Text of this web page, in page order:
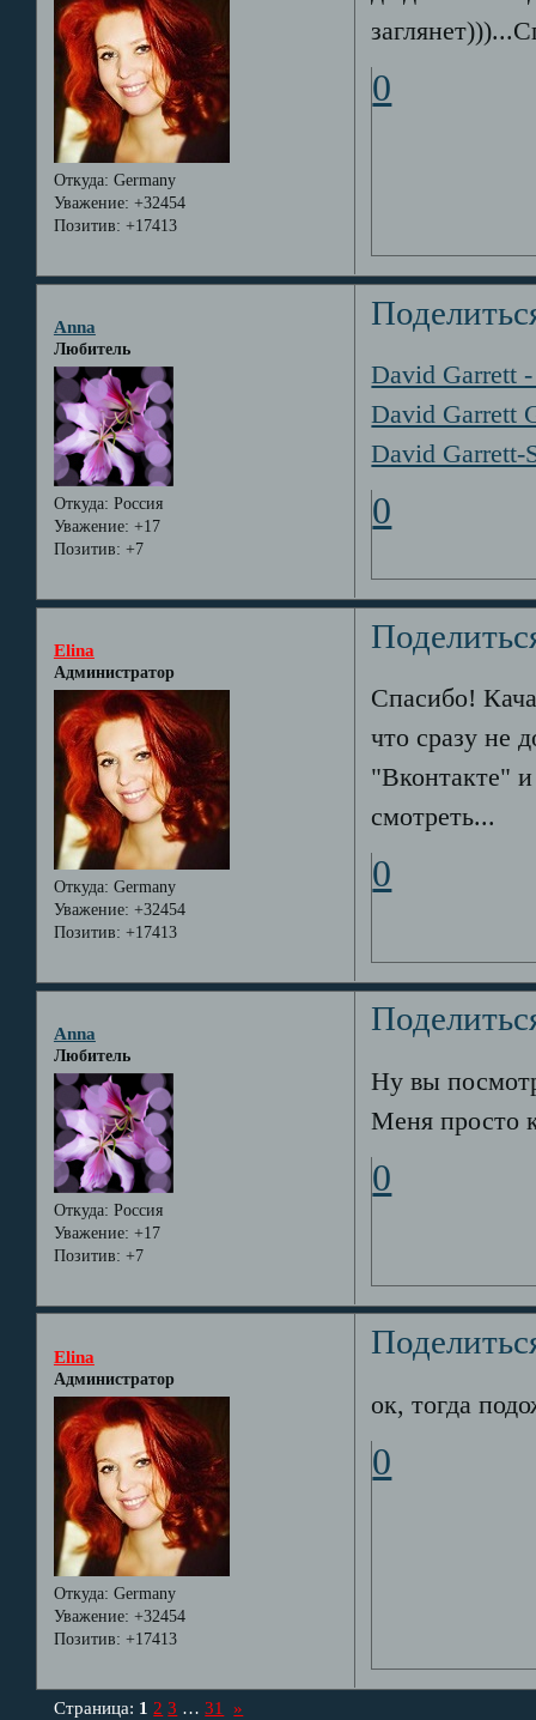
Откуда: Germany
Уважение: +32454
Позитив: +17413
0
Anna
Любитель
Откуда: Россия
Уважение: +17
Позитив: +7
David Garrett
David Garrett
David Garrett-
0
Elina
Администратор
Откуда: Germany
Уважение: +32454
Позитив: +17413
Спасибо!
что сразу не
"Вконтакте"
смотреть...
0
Anna
Любитель
Откуда: Россия
Уважение: +17
Позитив: +7
Ну вы
Меня просто
0
Elina
Администратор
Откуда: Germany
Уважение: +32454
Позитив: +17413
ок, тогда
0
Страница: 1 2 3 … 31 »